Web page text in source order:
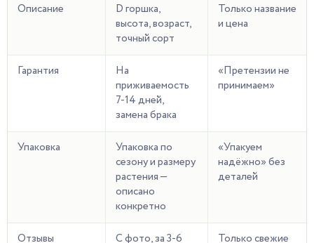
Описание
D горшка,
высота, возраст,
точный сорт
Только название
и цена
Гарантия
На
приживаемость
7-14 дней,
замена брака
«Претензии не
принимаем»
Упаковка
Упаковка по
сезону и размеру
растения —
описано
конкретно
«Упакуем
надёжно» без
деталей
Отзывы
С фото, за 3-6
Только свежие